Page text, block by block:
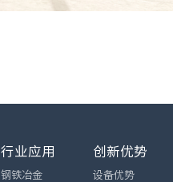
行业应用
钢铁冶金
创新优势
设备优势